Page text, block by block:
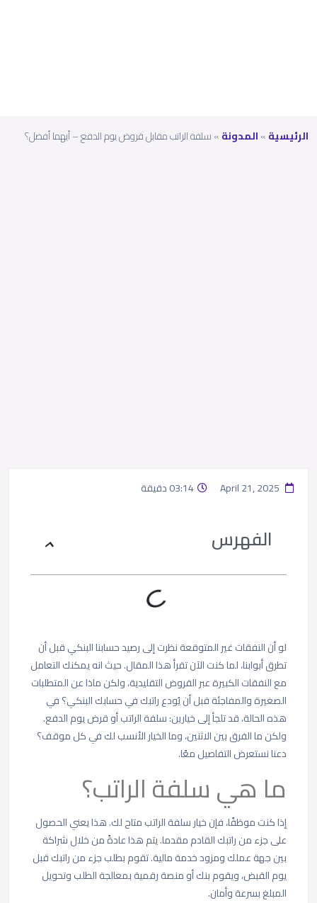
الرئيسية»المدونة»سلفة الراتب مقابل قروض يوم الدفع – أيهما أفضل؟
03:14 دقيقة
الفهرس
لو أن النفقات غير المتوقعة نظرت إلى رصيد حسابنا البنكي قبل أن
تطرق أبوابنا، لما كنت الآن تقرأ هذا المقال. حيث انه يمكنك التعامل
مع النفقات الكبيرة عبر القروض التقليدية، ولكن ماذا عن المتطلبات
الصغيرة والمفاجئة قبل أن يُودع راتبك في حسابك البنكي؟ في
هذه الحالة، قد تلجأ إلى خيارين: سلفة الراتب أو قرض يوم الدفع.
ولكن ما الفرق بين الاثنين، وما الخيار الأنسب لك في كل موقف؟
دعنا نستعرض التفاصيل معًا.
ما هي سلفة الراتب؟
إذا كنت موظفًا، فإن خيار سلفة الراتب متاح لك. هذا يعني الحصول
على جزء من راتبك القادم مقدما. يتم هذا عادةً من خلال شراكة
بين جهة عملك ومزود خدمة مالية. تقوم بطلب جزء من راتبك قبل
يوم القبض، ويقوم بنك أو منصة رقمية بمعالجة الطلب وتحويل
المبلغ بسرعة وأمان.